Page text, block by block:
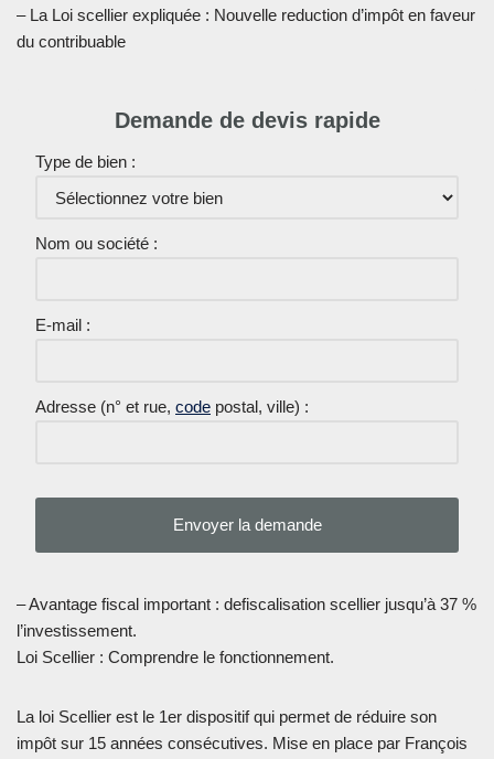
– La Loi scellier expliquée : Nouvelle reduction d’impôt en faveur
du contribuable
Demande de devis rapide
Type de bien :
Nom ou société :
E-mail :
Adresse (n° et rue, code postal, ville) :
– Avantage fiscal important : defiscalisation scellier jusqu’à 37 %
l’investissement.
Loi Scellier : Comprendre le fonctionnement.
La loi Scellier est le 1er dispositif qui permet de réduire son
impôt sur 15 années consécutives. Mise en place par François